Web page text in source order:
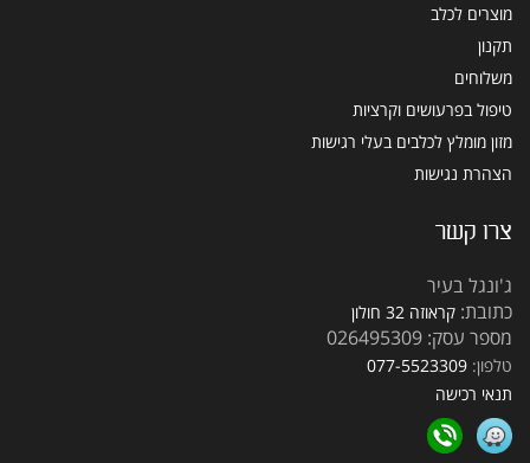
מוצרים לכלב
תקנון
משלוחים
טיפול בפרעושים וקרציות
מזון מומלץ לכלבים בעלי רגישות
הצהרת נגישות
צרו קשר
ג'ונגל בעיר
כתובת: קראוזה 32 חולון
מספר עסק: 026495309
טלפון: 077-5523309
תנאי רכישה